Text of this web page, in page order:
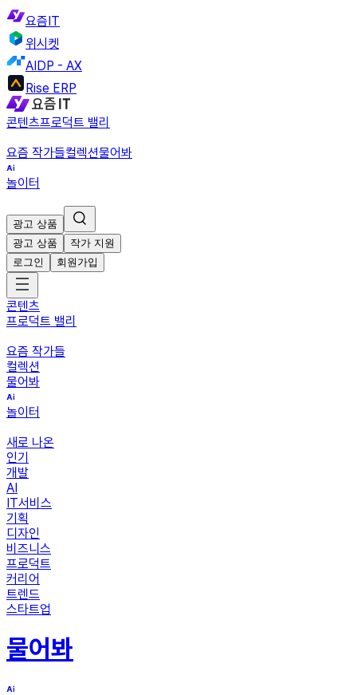
요즘IT
위시켓
AIDP - AX
Rise ERP
콘텐츠프로덕트 밸리
요즘 작가들컬렉션물어봐
놀이터
광고 상품
광고 상품
작가 지원
로그인
회원가입
콘텐츠
프로덕트 밸리
요즘 작가들
컬렉션
물어봐
놀이터
새로 나온
인기
개발
AI
IT서비스
기획
디자인
비즈니스
프로덕트
커리어
트렌드
스타트업
물어봐